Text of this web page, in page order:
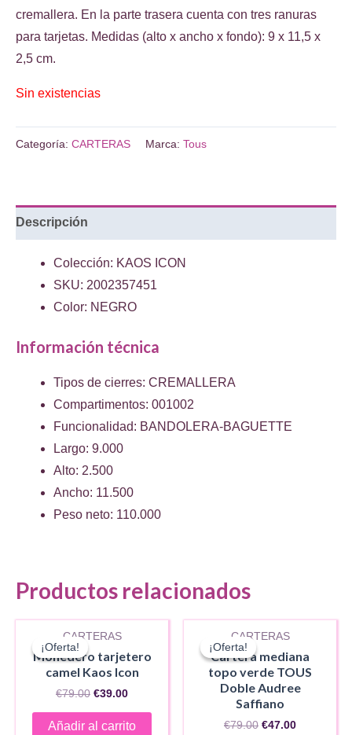
era:
€79.00.
es:
€47.00.
cremallera. En la parte trasera cuenta con tres ranuras
para tarjetas. Medidas (alto x ancho x fondo): 9 x 11,5 x
2,5 cm.
Sin existencias
Categoría: CARTERAS Marca: Tous
Descripción
Colección: KAOS ICON
SKU: 2002357451
Color: NEGRO
Información técnica
Tipos de cierres: CREMALLERA
Compartimentos: 001002
Funcionalidad: BANDOLERA-BAGUETTE
Largo: 9.000
Alto: 2.500
Ancho: 11.500
Peso neto: 110.000
Productos relacionados
¡Oferta!
¡Oferta!
CARTERAS
Monedero tarjetero
camel Kaos Icon
€79.00 El
original
€39.00El
actual
Añadir al carrito
¡Oferta!
¡Oferta!
CARTERAS
Cartera mediana
topo verde TOUS
Doble Audree
Saffiano
€79.00 El
€47.00El